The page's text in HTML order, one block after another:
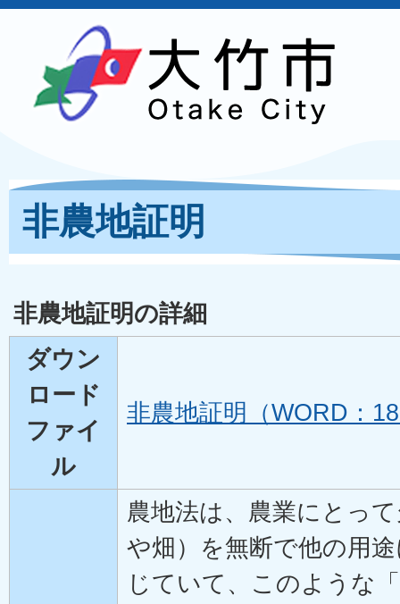
非農地証明
非農地証明の詳細
ダウン
ロード
ファイ
ル
非農地証明（WORD：
農地法は、農業にとっ
や畑）を無断で他の用
じていて、このような